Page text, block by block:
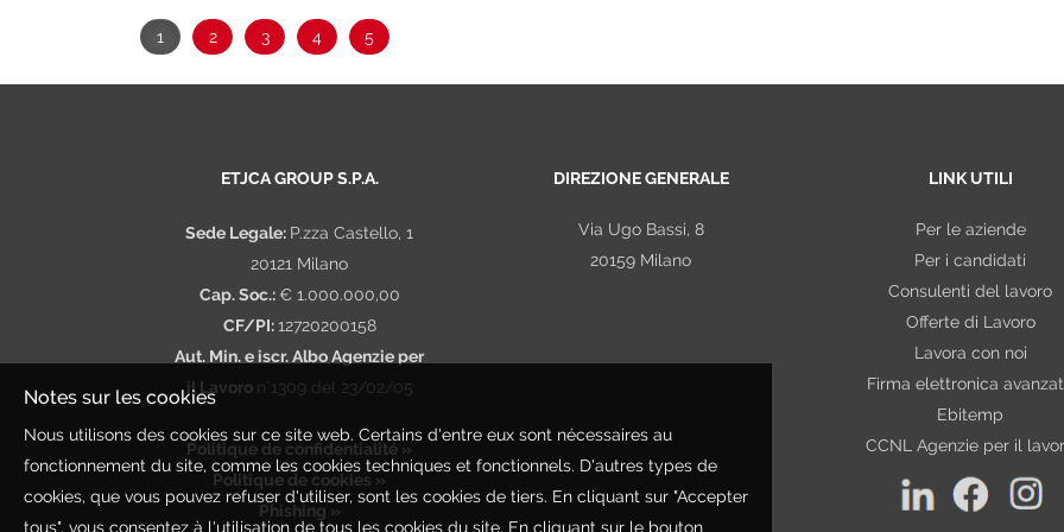
Notes sur les cookies
Nous utilisons des cookies sur ce site web. Certains d'entre eux sont nécessaires au
fonctionnement du site, comme les cookies techniques et fonctionnels. D'autres types de
cookies, que vous pouvez refuser d'utiliser, sont les cookies de tiers. En cliquant sur "Accepter
tous", vous consentez à l'utilisation de tous les cookies du site. En cliquant sur le bouton
1 2 3 4 5
ETJCA GROUP S.P.A.
Sede Legale: P.zza Castello, 1
20121 Milano
Cap. Soc.: € 1.000.000,00
CF/PI:12720200158
Aut. Min. e iscr. Albo Agenzie per
il Lavoro n°1309 del 23/02/05
Politique de confidentialité »
Politique de cookies »
Phishing »
DIREZIONE GENERALE
Via Ugo Bassi, 8
20159 Milano
LINK UTILI
Per le aziende
Per i candidati
Consulenti del lavoro
Offerte di Lavoro
Lavora con noi
Firma elettronica
Ebitemp
CCNL Agenzie per il